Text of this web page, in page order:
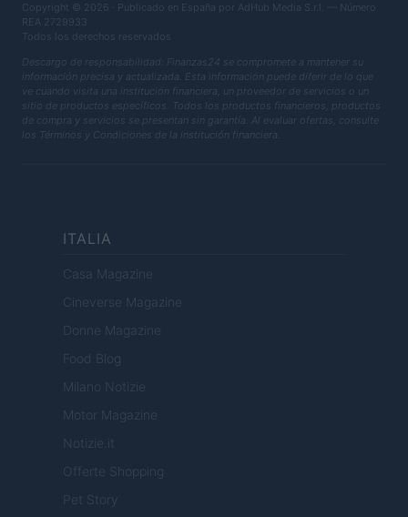
Copyright © 2026 · Publicado en España por AdHub Media S.r.l. — Número
REA 2729933
Todos los derechos reservados
Descargo de responsabilidad: Finanzas24 se compromete a mantener su
información precisa y actualizada. Esta información puede diferir de lo que
ve cuando visita una institución financiera, un proveedor de servicios o un
sitio de productos específicos. Todos los productos financieros, productos
de compra y servicios se presentan sin garantía. Al evaluar ofertas, consulte
los Términos y Condiciones de la institución financiera.
ITALIA
Casa Magazine
Cineverse Magazine
Donne Magazine
Food Blog
Milano Notizie
Motor Magazine
Notizie.it
Offerte Shopping
Pet Story